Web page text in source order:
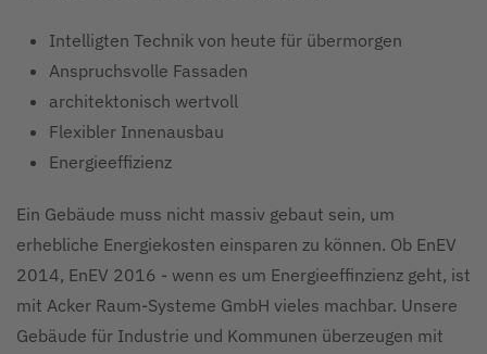
Intelligten Technik von heute für übermorgen
Anspruchsvolle Fassaden
architektonisch wertvoll
Flexibler Innenausbau
Energieeffizienz
Ein Gebäude muss nicht massiv gebaut sein, um
erhebliche Energiekosten einsparen zu können. Ob EnEV
2014, EnEV 2016 - wenn es um Energieeffinzienz geht, ist
mit Acker Raum-Systeme GmbH vieles machbar. Unsere
Gebäude für Industrie und Kommunen überzeugen mit